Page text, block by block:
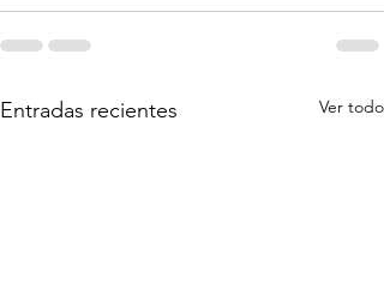
Entradas recientes Ver todo